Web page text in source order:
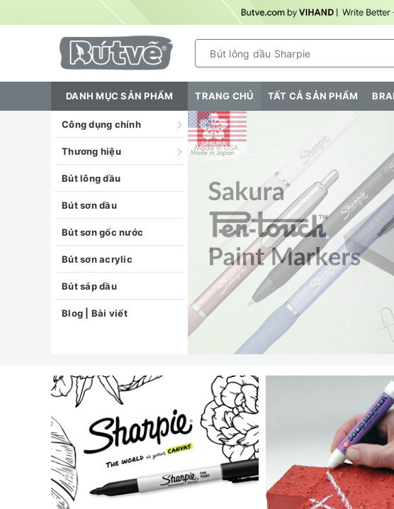
DANH MỤC SẢN PHẨM
Công dụng chính
Thương hiệu
Bút lông dầu
Bút sơn dầu
Bút sơn gốc nước
Bút sơn acrylic
Bút sáp dầu
Blog | Bài viết
TRANG CHỦ TẤT CẢ SẢN PHẨM